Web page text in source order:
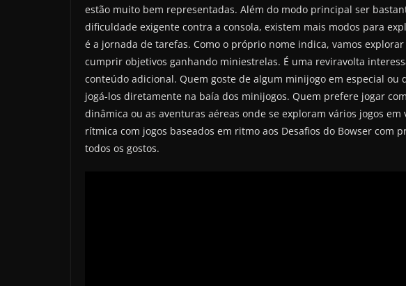
estão muito bem representadas. Além do modo principal ser
dificuldade exigente contra a consola, existem mais modos para
é a jornada de tarefas. Como o próprio nome indica, vamos
cumprir objetivos ganhando miniestrelas. É uma reviravolta
conteúdo adicional. Quem goste de algum minijogo em especial
jogá-los diretamente na baía dos minijogos. Quem prefere jogar
dinâmica ou as aventuras aéreas onde se exploram vários jogos em
rítmica com jogos baseados em ritmo aos Desafios do Bowser com
todos os gostos.